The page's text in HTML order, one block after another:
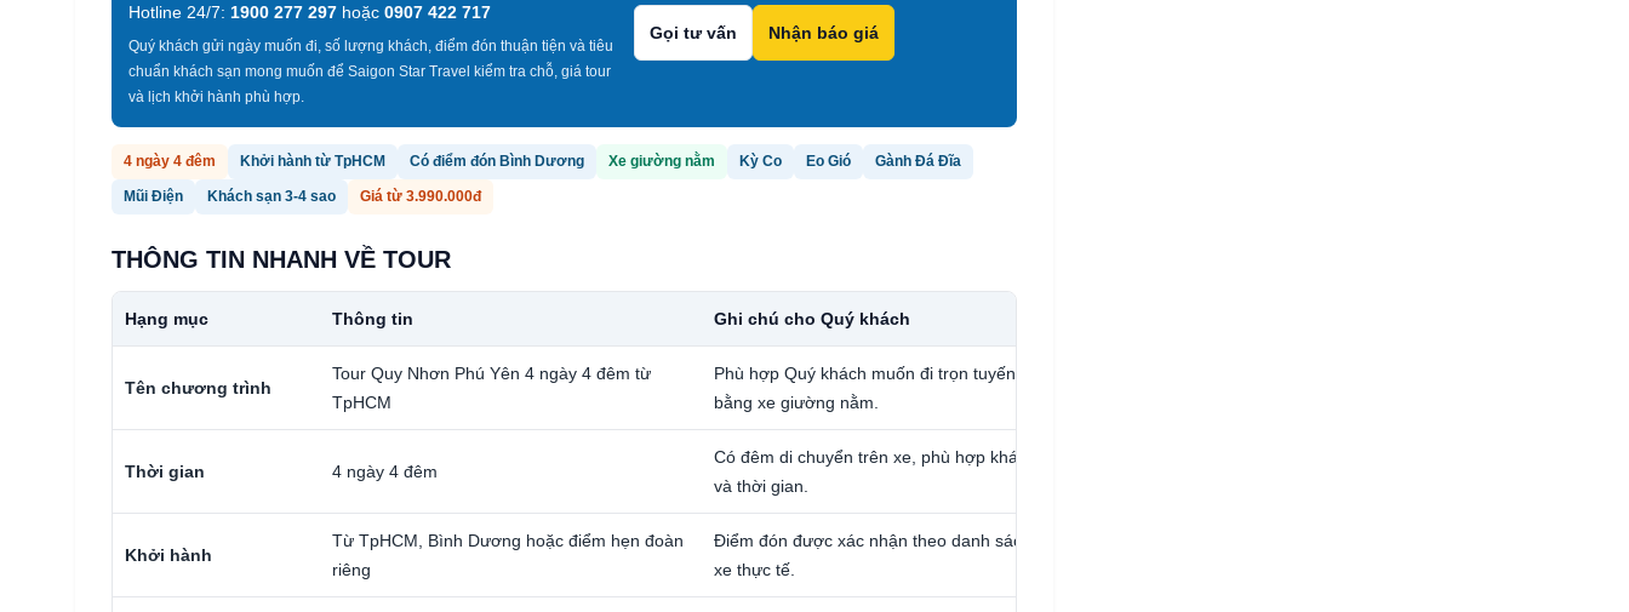
Hotline 24/7: 1900 277 297 hoặc 0907 422 717
Quý khách gửi ngày muốn đi, số lượng khách, điểm đón thuận tiện và tiêu
chuẩn khách sạn mong muốn để Saigon Star Travel kiểm tra chỗ, giá tour
và lịch khởi hành phù hợp.
Gọi tư vấn Nhận báo giá
4 ngày 4 đêm Khởi hành từ TpHCM Có điểm đón Bình Dương Xe giường nằm Kỳ Co Eo Gió Gành Đá Đĩa
Mũi Điện Khách sạn 3-4 sao Giá từ 3.990.000đ
THÔNG TIN NHANH VỀ TOUR
Hạng mục Thông tin Ghi chú cho Quý khách
Tên chương trình
Tour Quy Nhơn Phú Yên 4 ngày 4 đêm từ
TpHCM
Phù hợp Quý khách muốn đi trọn tuyến Quy Nhơn - Phú Yên
bằng xe giường nằm.
Thời gian 4 ngày 4 đêm
Có đêm di chuyển trên xe, phù hợp khách muốn tối ưu chi phí
và thời gian.
Khởi hành
Từ TpHCM, Bình Dương hoặc điểm hẹn đoàn
riêng
Điểm đón được xác nhận theo danh sách đăng ký và lộ trình
xe thực tế.